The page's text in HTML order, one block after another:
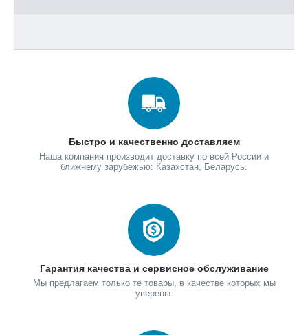
Быстро и качественно доставляем
Наша компания производит доставку по всей России и
ближнему зарубежью: Казахстан, Беларусь.
Гарантия качества и сервисное обслуживание
Мы предлагаем только те товары, в качестве которых мы
уверены.